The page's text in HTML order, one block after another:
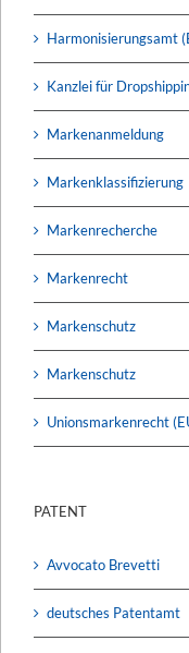
Harmonisierungsamt
Kanzlei für
Markenanmeldung
Markenklassifizierung
Markenrecherche
Markenrecht
Markenschutz
Markenschutz
Unionsmarkenrecht
PATENT
Avvocato Brevetti
deutsches Patentamt